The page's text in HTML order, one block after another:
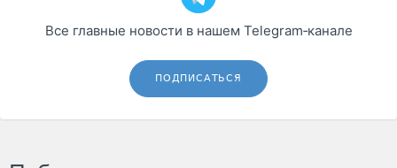
Все главные новости в нашем Telegram‑канале
ПОДПИСАТЬСЯ